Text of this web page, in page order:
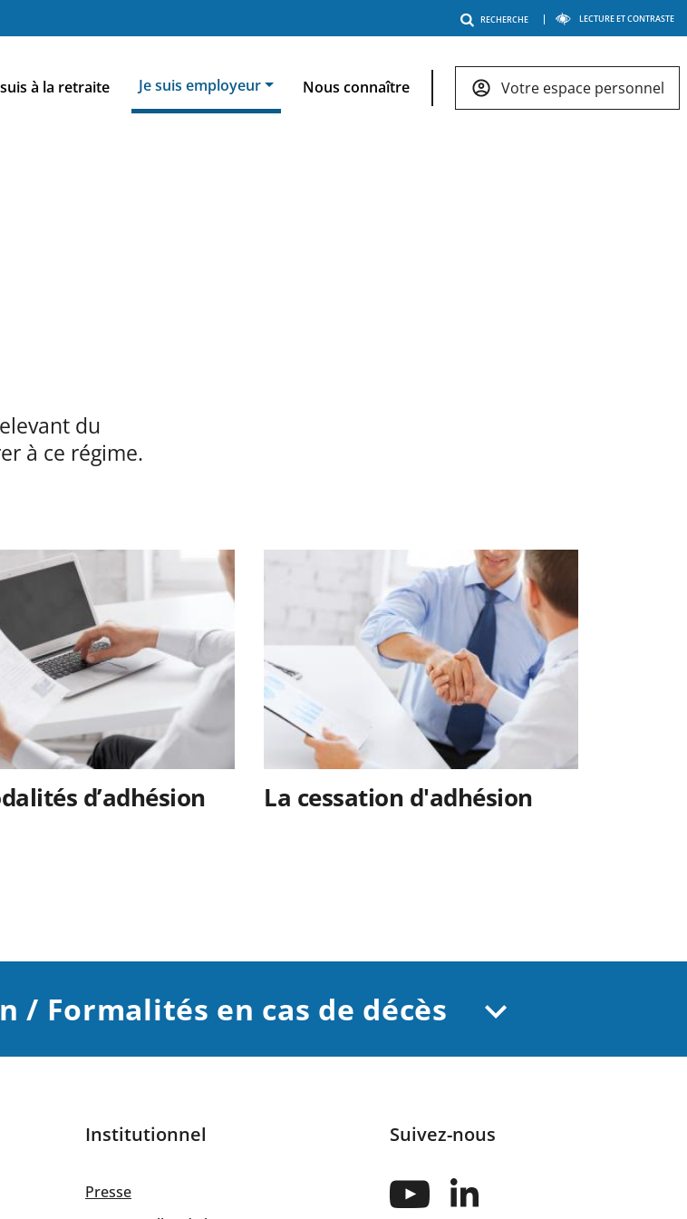
Menu
outils
RECHERCHE LECTURE ET CONTRASTE
suis à la retraite Je suis employeur Nous connaître Votre espace personnel
du
à ce régime.
d’adhésion La cessation d'adhésion
/ Formalités en cas de décès
Institutionnel
Presse
Suivez-nous
Suivez-